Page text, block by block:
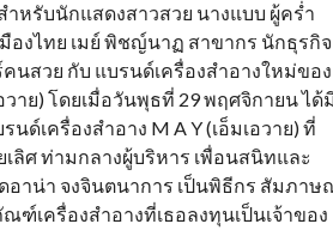
ำหรับนักแสดงสาวสวย นางแบบ ผู้คร่ำ
องไทย เมย์ พิชญ์นาฏ สาขากร นักธุรกิจ
คนสวย กับ แบรนด์เครื่องสำอางใหม่ของ
วาย) โดยเมื่อวันพุธที่ 29 พฤศจิกายน ได้
นด์เครื่องสำอาง M A Y (เอ็มเอวาย) ที่
เลิศ ท่ามกลางผู้บริหาร เพื่อนสนิทและ
าน่า จงจินตนาการ เป็นพิธีกร สัมภาษ
ฑ์เครื่องสำอางที่เธอลงทุนเป็นเจ้าของ